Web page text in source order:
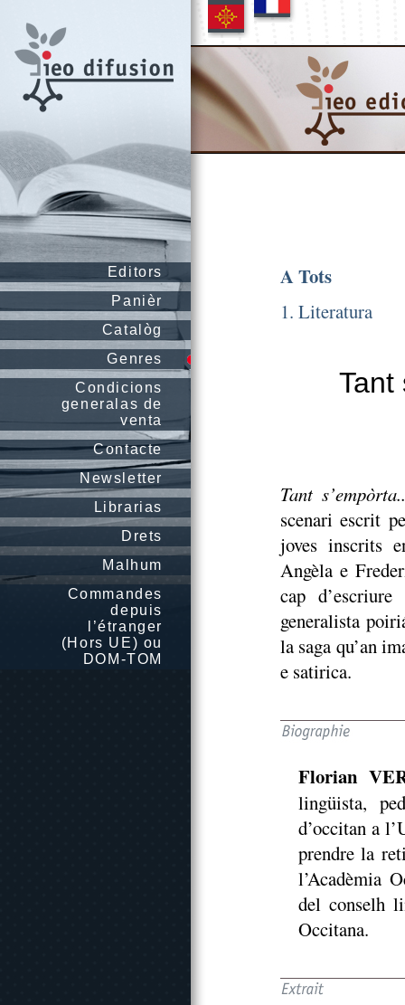
Editors
Panièr
Catalòg
Genres
Condicions
generalas de
venta
Contacte
Newsletter
Librarias
Drets
Malhum
Commandes
depuis
l’étranger
(Hors UE) ou
DOM-TOM
A Tots
1. Literatura
Tant
Tant
scenari escrit
joves inscrits
Angèla e
cap
generalista
la saga qu’an
e satirica.
Florian
lingüista,
d’occitan a
prendre la
l’Acadèmia
del conselh
Occitana.